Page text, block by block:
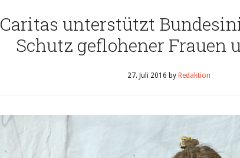
Caritas unterstützt
Schutz geflohener Frauen
27. Juli 2016 by Redaktion